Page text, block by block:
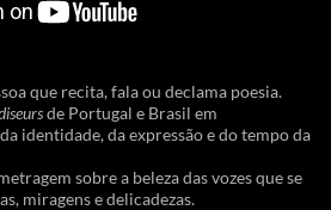
que recita, fala ou declama poesia.
de Portugal e Brasil em
identidade, da expressão e do tempo da
sobre a beleza das vozes que se
miragens e delicadezas.